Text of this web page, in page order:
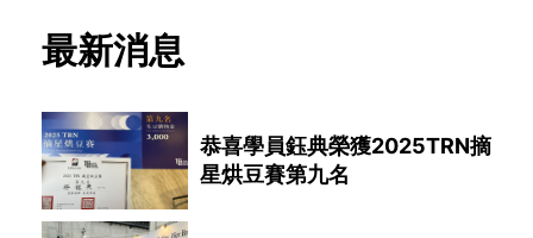
最新消息
恭喜學員鈺典榮獲2025TRN摘
星烘豆賽第九名